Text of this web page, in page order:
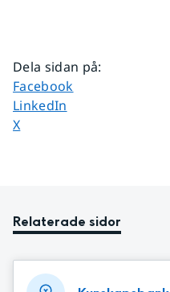
Dela sidan på:
Dela sidan på
Facebook
Dela sidan på
LinkedIn
Dela sidan på
X
Relaterade sidor